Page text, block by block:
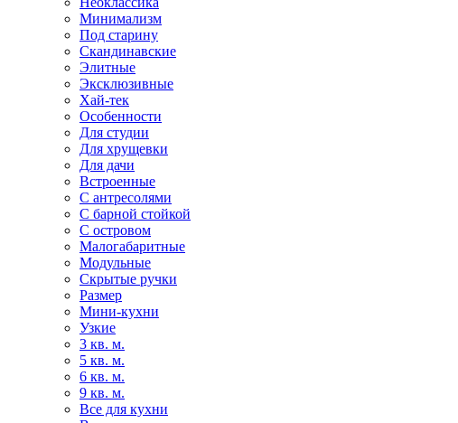
Минимализм
Под старину
Скандинавские
Элитные
Эксклюзивные
Хай-тек
Особенности
Для студии
Для хрущевки
Для дачи
Встроенные
С антресолями
С барной стойкой
С островом
Малогабаритные
Модульные
Скрытые ручки
Размер
Мини-кухни
Узкие
3 кв. м.
5 кв. м.
6 кв. м.
9 кв. м.
Все для кухни